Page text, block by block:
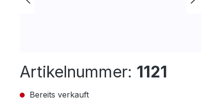
Artikelnummer: 1121
Bereits verkauft